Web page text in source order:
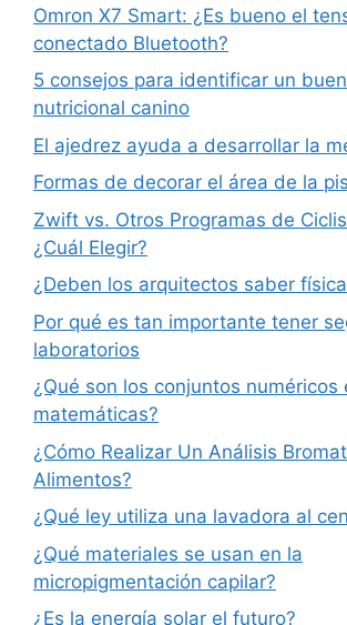
Omron X7 Smart: ¿Es bueno el
conectado Bluetooth?
5 consejos para identificar un
nutricional canino
El ajedrez ayuda a desarrollar la
Formas de decorar el área de la
Zwift vs. Otros Programas de
¿Cuál Elegir?
¿Deben los arquitectos saber
Por qué es tan importante tener
laboratorios
¿Qué son los conjuntos numéricos
matemáticas?
¿Cómo Realizar Un Análisis
Alimentos?
¿Qué ley utiliza una lavadora al
¿Qué materiales se usan en la
micropigmentación capilar?
¿Es la energía solar el futuro?